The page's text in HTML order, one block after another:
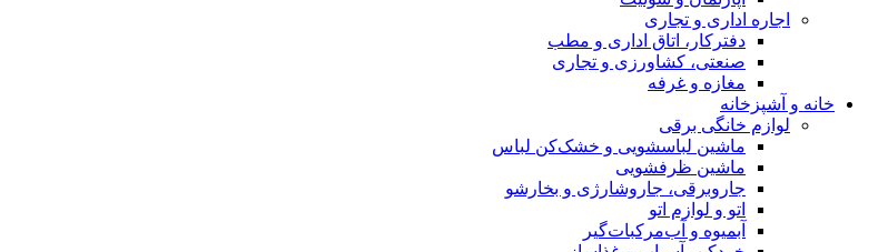
اجاره اداری و تجاری
دفترکار، اتاق اداری و مطب
صنعتی، کشاورزی و تجاری
مغازه و غرفه
خانه و آشپزخانه
لوازم خانگی برقی
ماشین لباسشویی و خشک‌کن لباس
ماشین ظرفشویی
جاروبرقی، جاروشارژی و بخارشو
اتو و لوازم اتو
آبمیوه و آب‌مرکبات‌گیر